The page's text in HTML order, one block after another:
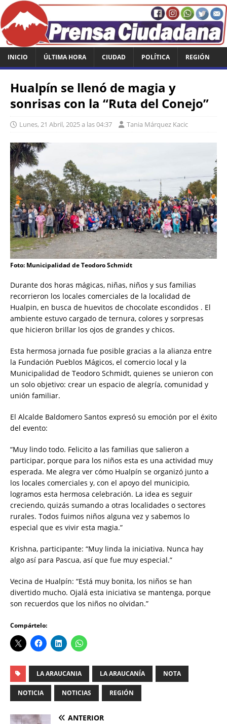
INICIO ÚLTIMA HORA CIUDAD POLÍTICA REGIÓN
Hualpín se llenó de magia y
sonrisas con la “Ruta del Conejo”
Lunes, 21 Abril, 2025 a las 04:37 Tania Márquez Kacic
Foto: Municipalidad de Teodoro Schmidt
Durante dos horas mágicas, niñas, niños y sus familias
recorrieron los locales comerciales de la localidad de
Hualpin, en busca de huevitos de chocolate escondidos . El
ambiente estuvo cargado de ternura, colores y sorpresas
que hicieron brillar los ojos de grandes y chicos.
Esta hermosa jornada fue posible gracias a la alianza entre
la Fundación Pueblos Mágicos, el comercio local y la
Municipalidad de Teodoro Schmidt, quienes se unieron con
un solo objetivo: crear un espacio de alegría, comunidad y
unión familiar.
El Alcalde Baldomero Santos expresó su emoción por el éxito
del evento:
“Muy lindo todo. Felicito a las familias que salieron a
participar, porque para los niños esta es una actividad muy
esperada. Me alegra ver cómo Hualpín se organizó junto a
los locales comerciales y, con el apoyo del municipio,
logramos esta hermosa celebración. La idea es seguir
creciendo, quizás sumando a otras localidades o sectores
rurales. Todos fuimos niños alguna vez y sabemos lo
especial que es vivir esta magia.”
Krishna, participante: “Muy linda la iniciativa. Nunca hay
algo así para Pascua, así que fue muy especial.”
Vecina de Hualpín: “Está muy bonita, los niños se han
divertido mucho. Ojalá esta iniciativa se mantenga, porque
son recuerdos que los niños no olvidan.”
Compártelo:
LA ARAUCANIA LA ARAUCANÍA NOTA
NOTICIA NOTICIAS REGIÓN
ANTERIOR